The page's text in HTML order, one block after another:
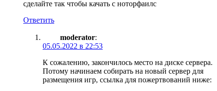
сделайте так чтобы качать с ноторфаилс
Ответить
moderator:
05.05.2022 в 22:53
К сожалению, закончилось место на диске сервера.
Потому начинаем собирать на новый сервер для
размещения игр, ссылка для пожертвований ниже: